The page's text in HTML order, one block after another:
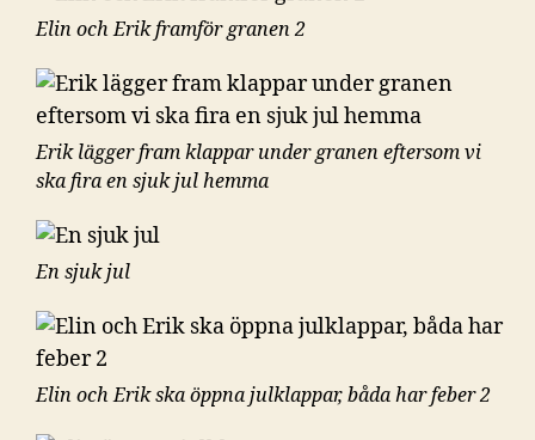
Elin och Erik framför granen 2
Erik lägger fram klappar under granen eftersom vi
ska fira en sjuk jul hemma
En sjuk jul
Elin och Erik ska öppna julklappar, båda har feber 2